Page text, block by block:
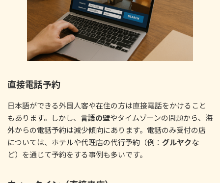
直接電話予約
日本語ができる外国人客や在住の方は直接電話をかけること
もあります。しかし、 言語の壁やタイムゾーンの問題から、海
外からの電話予約は減少傾向にあります。電話のみ受付の店
については、ホテルや代理店の代行予約（例： グルヤクな
ど）を通じて予約をする事例も多いです。